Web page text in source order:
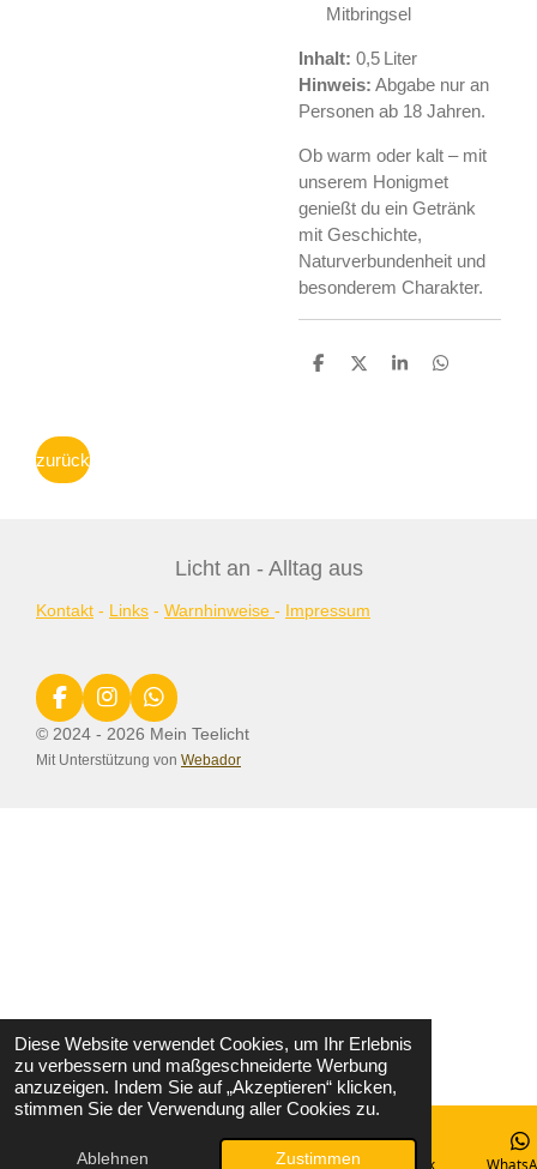
Diese Website verwendet Cookies, um Ihr Erlebnis
zu verbessern und maßgeschneiderte Werbung
anzuzeigen. Indem Sie auf „Akzeptieren“ klicken,
stimmen Sie der Verwendung aller Cookies zu.
Ablehnen Zustimmen
Mitbringsel
Inhalt: 0,5 Liter
Hinweis: Abgabe nur an
Personen ab 18 Jahren.
Ob warm oder kalt – mit
unserem Honigmet
genießt du ein Getränk
mit Geschichte,
Naturverbundenheit und
besonderem Charakter.
T
T
T
T
zurück
Licht an - Alltag aus
Kontakt - Links - Warnhinweise - Impressum
F
a
c
e
I
n
s
t
W
h
t
© 2024 - 2026 Mein Teelicht
Mit Unterstützung von Webador
E-Mail Karte Facebook